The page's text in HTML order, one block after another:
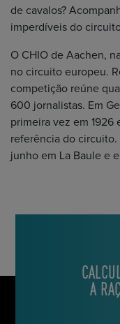
de cavalos?
imperdíveis do
O CHIO de Aachen,
no circuito europeu.
competição reúne
600 jornalistas. Em
primeira vez em 1926
referência do circuito.
junho em La Baule e
A